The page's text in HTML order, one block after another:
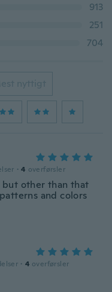
913
251
704
nyttigt
· 4 overførsler
but other than that
and colors
· 4 overførsler